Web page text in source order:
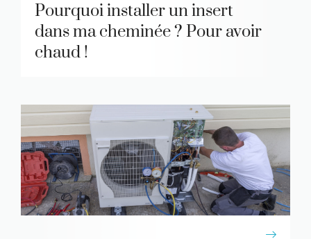
Pourquoi installer un insert
dans ma cheminée ? Pour avoir
chaud !